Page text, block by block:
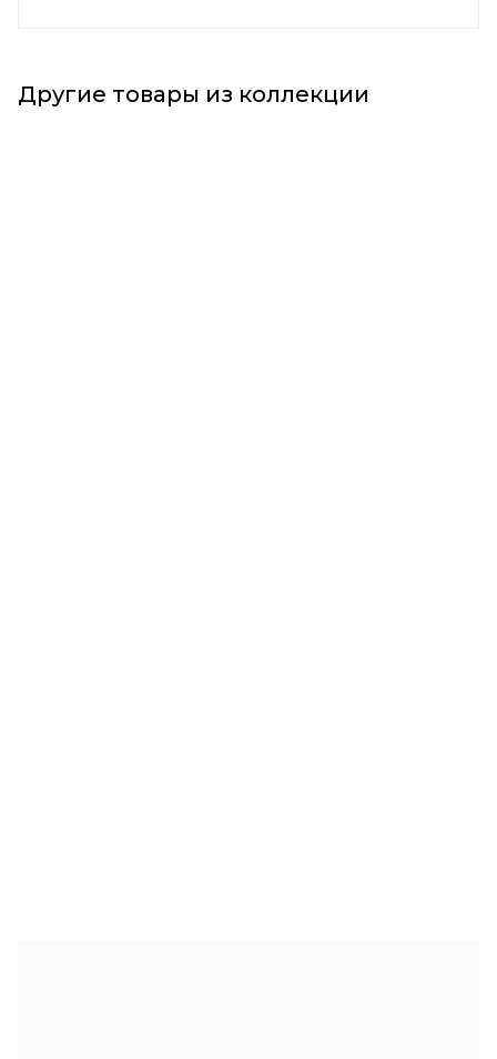
Другие товары из коллекции